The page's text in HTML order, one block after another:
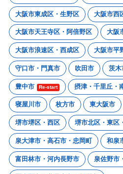
大阪市東成区・生野区 大阪市西
大阪市天王寺区・阿倍野区 大阪
大阪市浪速区・西成区 大阪市平
守口市・門真市 吹田市 茨木
豊中市 Re-start 摂津・千里丘・
寝屋川市 枚方市 東大阪市
堺市堺区・西区 堺市北区・東区
泉大津市・高石市・忠岡町 和泉
富田林市・河内長野市 泉佐野市